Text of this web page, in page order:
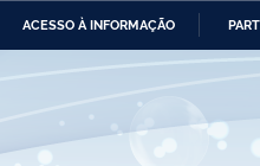
ACESSO À INFORMAÇÃO
das Relações Ministério